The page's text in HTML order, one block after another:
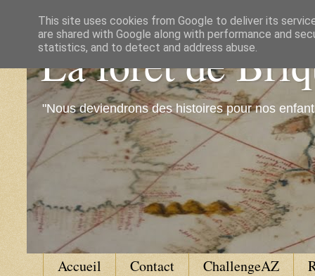
La forêt de
"Nous deviendrons des histoires pour nos
Accueil Contact ChallengeAZ
This site uses cookies from Google to deliver its
are shared with Google along with performance and
statistics, and to detect and address abuse.